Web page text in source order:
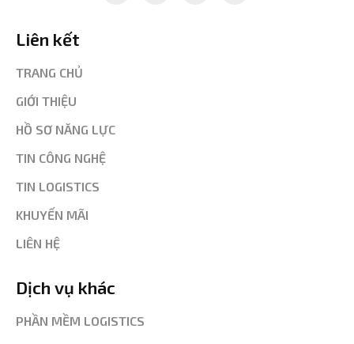
Liên kết
TRANG CHỦ
GIỚI THIỆU
HỒ SƠ NĂNG LỰC
TIN CÔNG NGHỆ
TIN LOGISTICS
KHUYẾN MÃI
LIÊN HỆ
Dịch vụ khác
PHẦN MỀM LOGISTICS